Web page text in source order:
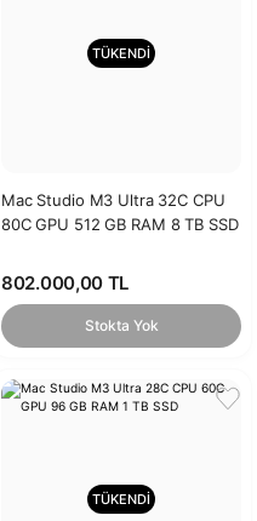
TÜKENDİ
Mac Studio M3 Ultra 32C CPU
80C GPU 512 GB RAM 8 TB SSD
802.000,00 TL
Stokta Yok
TÜKENDİ